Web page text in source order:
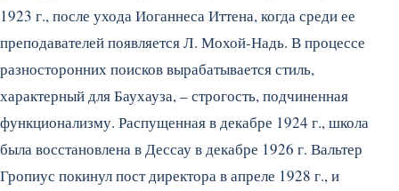
1923 г., после ухода Иоганнеса Иттена, когда среди ее
преподавателей появляется Л. Мохой-Надь. В процессе
разносторонних поисков вырабатывается стиль,
характерный для Баухауза, – строгость, подчиненная
функционализму. Распущенная в декабре 1924 г., школа
была восстановлена в Дессау в декабре 1926 г. Вальтер
Гропиус покинул пост директора в апреле 1928 г., и